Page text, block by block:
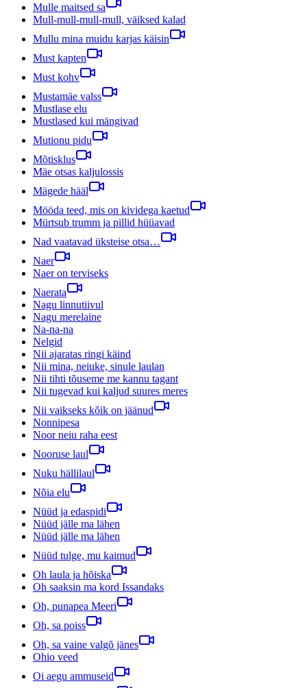
Mulle maitsed sa
Mull-mull-mull-mull, väiksed kalad
Mullu mina muidu karjas käisin
Must kapten
Must kohv
Mustamäe valss
Mustlase elu
Mustlased kui mängivad
Mutionu pidu
Mõtisklus
Mäe otsas kaljulossis
Mägede hääl
Mööda teed, mis on kividega kaetud
Mürtsub trumm ja pillid hüüavad
Nad vaatavad üksteise otsa…
Naer
Naer on terviseks
Naerata
Nagu linnutiivul
Nagu merelaine
Na-na-na
Nelgid
Nii ajaratas ringi käind
Nii mina, neiuke, sinule laulan
Nii tihti tõuseme me kannu tagant
Nii tugevad kui kaljud suures meres
Nii vaikseks kõik on jäänud
Nonnipesa
Noor neiu raha eest
Nooruse laul
Nuku hällilaul
Nõia elu
Nüüd ja edaspidi
Nüüd jälle ma lähen
Nüüd jälle ma lähen
Nüüd tulge, mu kaimud
Oh laula ja hõiska
Oh saaksin ma kord Issandaks
Oh, punapea Meeri
Oh, sa poiss
Oh, sa vaine valgõ jänes
Ohio veed
Oi aegu ammuseid